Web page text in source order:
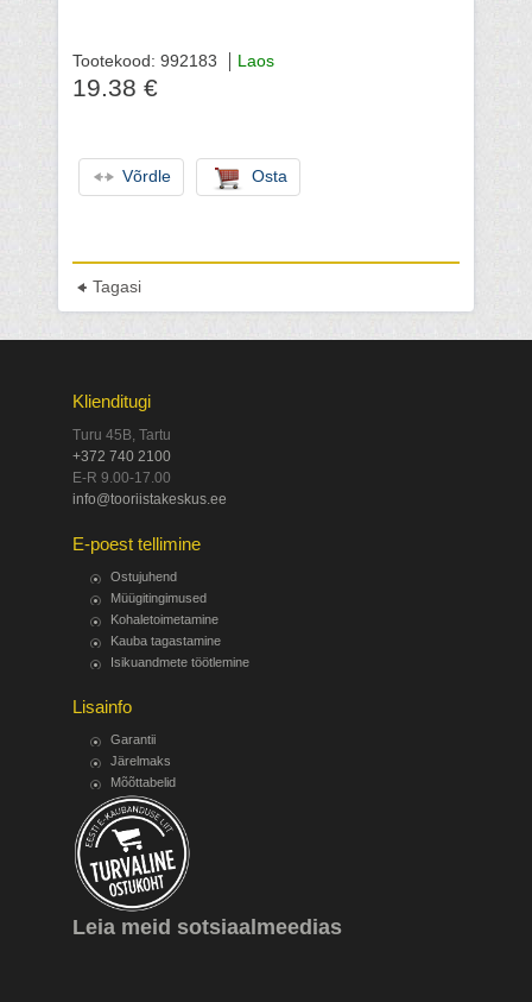
Tootekood: 992183 Laos
19.38 €
Võrdle Osta
Tagasi
Klienditugi
Turu 45B, Tartu
+372 740 2100
E-R 9.00-17.00
info@tooriistakeskus.ee
E-poest tellimine
Ostujuhend
Müügitingimused
Kohaletoimetamine
Kauba tagastamine
Isikuandmete töötlemine
Lisainfo
Garantii
Järelmaks
Mõõttabelid
Leia meid sotsiaalmeedias